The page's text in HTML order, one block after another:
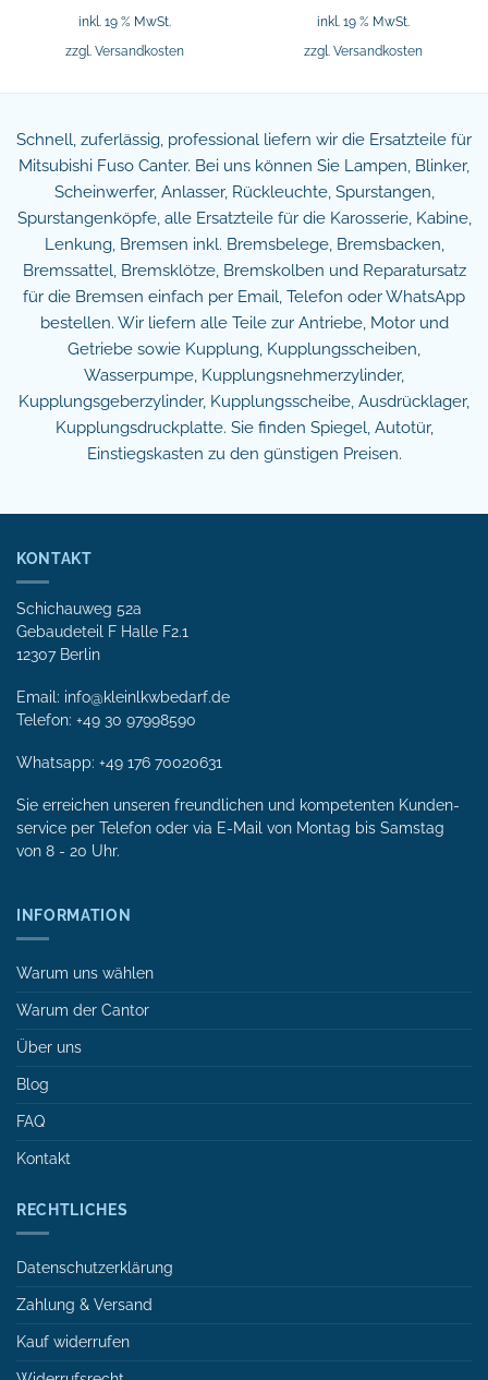
inkl. 19 % MwSt.
zzgl. Versandkosten
inkl. 19 % MwSt.
zzgl. Versandkosten
Schnell, zuferlässig, professional liefern wir die Ersatzteile für
Mitsubishi Fuso Canter. Bei uns können Sie Lampen, Blinker,
Scheinwerfer, Anlasser, Rückleuchte, Spurstangen,
Spurstangenköpfe, alle Ersatzteile für die Karosserie, Kabine,
Lenkung, Bremsen inkl. Bremsbelege, Bremsbacken,
Bremssattel, Bremsklötze, Bremskolben und Reparatursatz
für die Bremsen einfach per Email, Telefon oder WhatsApp
bestellen. Wir liefern alle Teile zur Antriebe, Motor und
Getriebe sowie Kupplung, Kupplungsscheiben,
Wasserpumpe, Kupplungsnehmerzylinder,
Kupplungsgeberzylinder, Kupplungsscheibe, Ausdrücklager,
Kupplungsdruckplatte. Sie finden Spiegel, Autotür,
Einstiegskasten zu den günstigen Preisen.
KONTAKT
Schichauweg 52a
Gebaudeteil F Halle F2.1
12307 Berlin
Email: info@kleinlkwbedarf.de
Telefon: +49 30 97998590
Whatsapp: +49 176 70020631
Sie erreichen unseren freundlichen und kompetenten Kunden­
service per Tele­fon oder via E-Mail von Mon­tag bis Samstag
von 8 - 20 Uhr.
INFORMATION
Warum uns wählen
Warum der Cantor
Über uns
Blog
FAQ
Kontakt
RECHTLICHES
Datenschutzerklärung
Zahlung & Versand
Kauf widerrufen